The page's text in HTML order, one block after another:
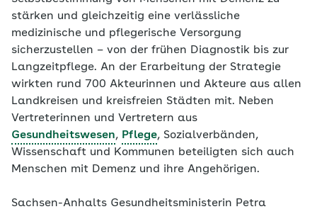
stärken und gleichzeitig eine verlässliche
medizinische und pflegerische Versorgung
sicherzustellen – von der frühen Diagnostik bis zur
Langzeitpflege. An der Erarbeitung der Strategie
wirkten rund 700 Akteurinnen und Akteure aus allen
Landkreisen und kreisfreien Städten mit. Neben
Vertreterinnen und Vertretern aus
Gesundheitswesen, Pflege, Sozialverbänden,
Wissenschaft und Kommunen beteiligten sich auch
Menschen mit Demenz und ihre Angehörigen.
Sachsen-Anhalts Gesundheitsministerin Petra